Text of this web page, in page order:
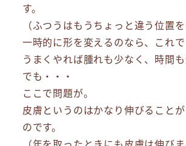
す。
（ふつうはもうちょっと違う位置を
一時的に形を変えるのなら、これで
うまくやれば腫れも少なく、時間も
でも・・・
ここで問題が。
皮膚というのはかなり伸びること
のです。